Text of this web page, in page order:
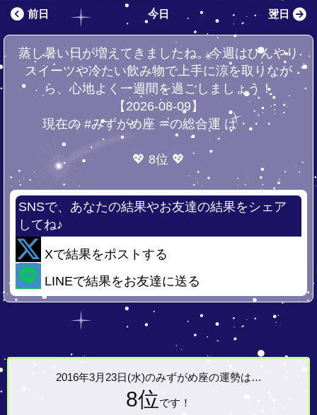
前日 今日 翌日
蒸し暑い日が増えてきましたね。今週はひんやり
スイーツや冷たい飲み物で上手に涼を取りなが
ら、心地よく一週間を過ごしましょう！
【2026-08-09】
現在の #みずがめ座 ♒の総合運 は・・・
💖 8位 💖
SNSで、あなたの結果やお友達の結果をシェア
してね♪
Xで結果をポストする
LINEで結果をお友達に送る
2016年3月23日(水)のみずがめ座の運勢は…
8位です！